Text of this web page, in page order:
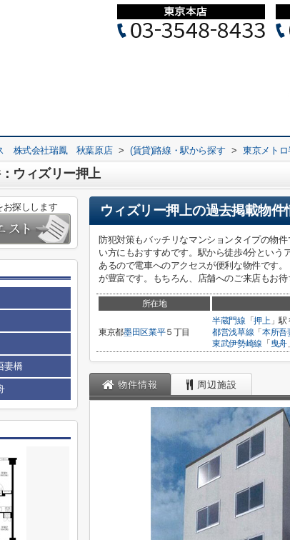
株式会社瑞鳳 秋葉原店 > (賃貸)路線・駅から探す > 東京メト
ウィズリー押上
ウィズリー押上の過去掲載物件
防犯対策もバッチリなマンションタイプの物
い方にもおすすめです。駅から徒歩4分という
あるので電車へのアクセスが便利な物件です
が豊富です。もちろん、店舗へのご来店もお待
所在地
東京都墨田区業平５丁目
半蔵門線 「押上」駅
都営浅草線 「 本所吾
東武伊勢崎線 「 曳舟
物件情報 周辺施設
探しします
妻橋